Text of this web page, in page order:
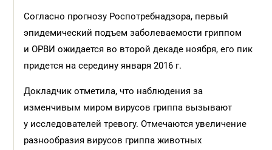
Согласно прогнозу Роспотребнадзора, первый
эпидемический подъем заболеваемости гриппом
и ОРВИ ожидается во второй декаде ноября, его пик
придется на середину января 2016 г.
Докладчик отметила, что наблюдения за
изменчивым миром вирусов гриппа вызывают
у исследователей тревогу. Отмечаются увеличение
разнообразия вирусов гриппа животных